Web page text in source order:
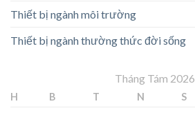
Thiết bị ngành môi trường
Thiết bị ngành thường thức đời sống
Tháng Tám 2026
H B T N S